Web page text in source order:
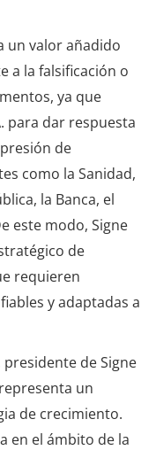
un valor añadido
a la falsificación o
ya que
para dar respuesta
de
como la Sanidad,
la Banca, el
este modo, Signe
de
requieren
y adaptadas a
de Signe
un
de crecimiento.
en el ámbito de la